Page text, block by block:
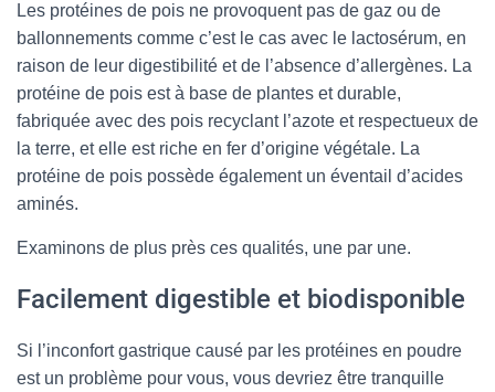
Les protéines de pois ne provoquent pas de gaz ou de
ballonnements comme c’est le cas avec le lactosérum, en
raison de leur digestibilité et de l’absence d’allergènes. La
protéine de pois est à base de plantes et durable,
fabriquée avec des pois recyclant l’azote et respectueux de
la terre, et elle est riche en fer d’origine végétale. La
protéine de pois possède également un éventail d’acides
aminés.
Examinons de plus près ces qualités, une par une.
Facilement digestible et biodisponible
Si l’inconfort gastrique causé par les protéines en poudre
est un problème pour vous, vous devriez être tranquille